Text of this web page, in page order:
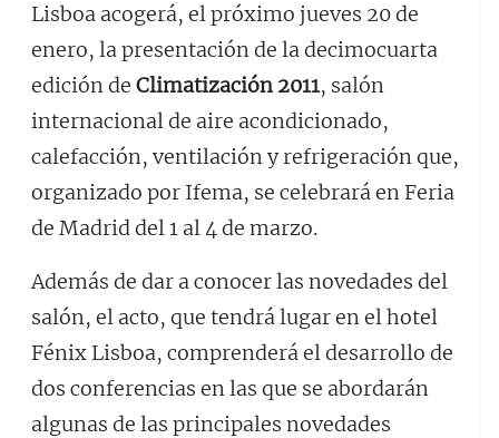
Lisboa acogerá, el próximo jueves 20 de
enero, la presentación de la decimocuarta
edición de Climatización 2011, salón
internacional de aire acondicionado,
calefacción, ventilación y refrigeración que,
organizado por Ifema, se celebrará en Feria
de Madrid del 1 al 4 de marzo.
Además de dar a conocer las novedades del
salón, el acto, que tendrá lugar en el hotel
Fénix Lisboa, comprenderá el desarrollo de
dos conferencias en las que se abordarán
algunas de las principales novedades